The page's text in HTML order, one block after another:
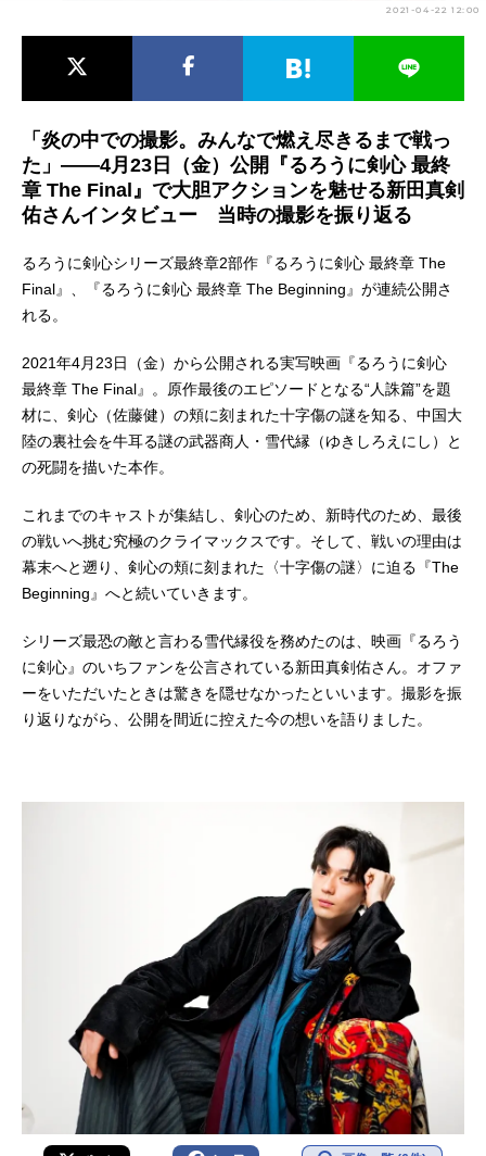
男性声優/女性声優一覧
2021-04-22 12:00
「炎の中での撮影。みんなで燃え尽きるまで戦っ
た」——4月23日（金）公開『るろうに剣心 最終
章 The Final』で大胆アクションを魅せる新田真剣
佑さんインタビュー 当時の撮影を振り返る
るろうに剣心シリーズ最終章2部作『るろうに剣心 最終章 The
Final』、『るろうに剣心 最終章 The Beginning』が連続公開さ
れる。
2021年4月23日（金）から公開される実写映画『るろうに剣心
最終章 The Final』。原作最後のエピソードとなる“人誅篇”を題
材に、剣心（佐藤健）の頬に刻まれた十字傷の謎を知る、中国大
陸の裏社会を牛耳る謎の武器商人・雪代縁（ゆきしろえにし）と
の死闘を描いた本作。
これまでのキャストが集結し、剣心のため、新時代のため、最後
の戦いへ挑む究極のクライマックスです。そして、戦いの理由は
幕末へと遡り、剣心の頬に刻まれた〈十字傷の謎〉に迫る『The
Beginning』へと続いていきます。
シリーズ最恐の敵と言わる雪代縁役を務めたのは、映画『るろう
に剣心』のいちファンを公言されている新田真剣佑さん。オファ
ーをいただいたときは驚きを隠せなかったといいます。撮影を振
り返りながら、公開を間近に控えた今の想いを語りました。